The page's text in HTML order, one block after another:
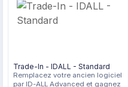
Trade-In - IDALL - Standard
Remplacez votre ancien logiciel
par ID-ALL Advanced et gagnez